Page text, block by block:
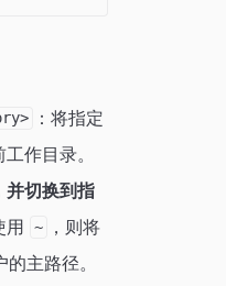
：将指定
作目录。
并切换到指
用 ~
，则将
主路径。